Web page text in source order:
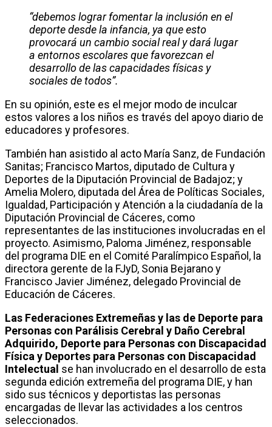
“debemos lograr fomentar la inclusión en el
deporte desde la infancia, ya que esto
provocará un cambio social real y dará lugar
a entornos escolares que favorezcan el
desarrollo de las capacidades físicas y
sociales de todos”.
En su opinión, este es el mejor modo de inculcar
estos valores a los niños es través del apoyo diario de
educadores y profesores.
También han asistido al acto María Sanz, de Fundación
Sanitas; Francisco Martos, diputado de Cultura y
Deportes de la Diputación Provincial de Badajoz; y
Amelia Molero, diputada del Área de Políticas Sociales,
Igualdad, Participación y Atención a la ciudadanía de la
Diputación Provincial de Cáceres, como
representantes de las instituciones involucradas en el
proyecto. Asimismo, Paloma Jiménez, responsable
del programa DIE en el Comité Paralímpico Español, la
directora gerente de la FJyD, Sonia Bejarano y
Francisco Javier Jiménez, delegado Provincial de
Educación de Cáceres.
Las Federaciones Extremeñas y las de Deporte para
Personas con Parálisis Cerebral y Daño Cerebral
Adquirido, Deporte para Personas con Discapacidad
Física y Deportes para Personas con Discapacidad
Intelectual se han involucrado en el desarrollo de esta
segunda edición extremeña del programa DIE, y han
sido sus técnicos y deportistas las personas
encargadas de llevar las actividades a los centros
seleccionados.